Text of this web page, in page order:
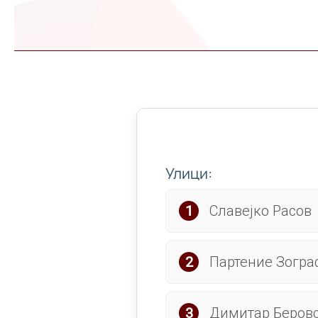
Улици:
Славејко Расов
Партение
Димитар